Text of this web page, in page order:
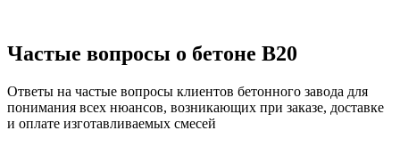
Частые вопросы о бетоне B20
Ответы на частые вопросы клиентов бетонного завода для
понимания всех нюансов, возникающих при заказе, доставке
и оплате изготавливаемых смесей